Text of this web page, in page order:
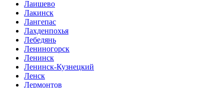
Лаишево
Лакинск
Лангепас
Лахденпохья
Лебедянь
Лениногорск
Ленинск
Ленинск-Кузнецкий
Ленск
Лермонтов